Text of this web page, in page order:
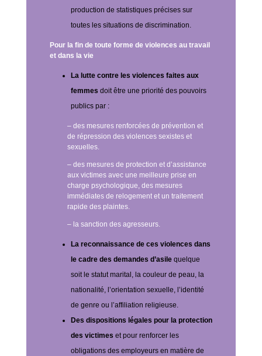
production de statistiques précises sur
toutes les situations de discrimination.
Pour la fin de toute forme de violences au travail
et dans la vie
La lutte contre les violences faites aux
femmes doit être une priorité des pouvoirs
publics par :
– des mesures renforcées de prévention et
de répression des violences sexistes et
sexuelles.
– des mesures de protection et d’assistance
aux victimes avec une meilleure prise en
charge psychologique, des mesures
immédiates de relogement et un traitement
rapide des plaintes.
– la sanction des agresseurs.
La reconnaissance de ces violences dans
le cadre des demandes d’asilequelque
soit le statut marital, la couleur de peau, la
nationalité, l’orientation sexuelle, l’identité
de genre ou l’affiliation religieuse.
Des dispositions légales pour la protection
des victimes et pour renforcer les
obligations des employeurs en matière de